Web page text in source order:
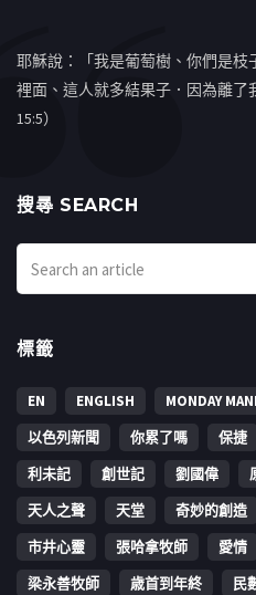
耶穌說：「我是葡萄樹、你們是
裡面、這人就多結果子．因為離了
15:5）
搜㝷 SEARCH
標籤
EN ENGLISH MONDAY
以色列新聞
你累了嗎 保捷
利未記
創世記 劉國偉
天人之聲
天堂 奇妙的創造
市井心靈
張哈拿牧師 愛情
梁永善牧師
歳首到年終 民